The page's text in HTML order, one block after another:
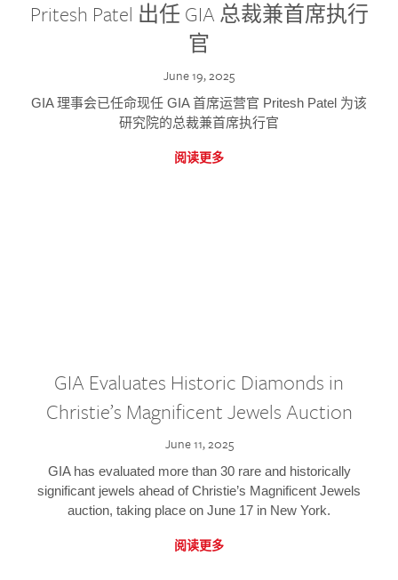
Pritesh Patel 出任 GIA 总裁兼首席执行
官
June 19, 2025
GIA 理事会已任命现任 GIA 首席运营官 Pritesh Patel 为该
研究院的总裁兼首席执行官
阅读更多
GIA Evaluates Historic Diamonds in
Christie’s Magnificent Jewels Auction
June 11, 2025
GIA has evaluated more than 30 rare and historically
significant jewels ahead of Christie’s Magnificent Jewels
auction, taking place on June 17 in New York.
阅读更多